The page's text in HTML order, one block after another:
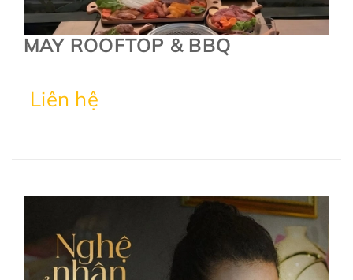
MAY ROOFTOP & BBQ
Liên hệ